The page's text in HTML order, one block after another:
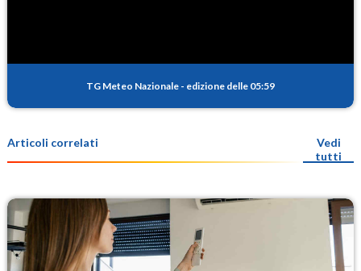
TG Meteo Nazionale - edizione delle 05:59
Articoli correlati
Vedi
tutti